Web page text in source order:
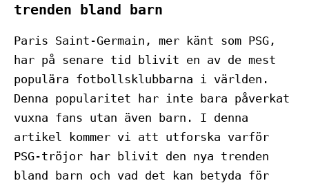
trenden bland barn
Paris Saint-Germain, mer känt som PSG,
har på senare tid blivit en av de mest
populära fotbollsklubbarna i världen.
Denna popularitet har inte bara påverkat
vuxna fans utan även barn. I denna
artikel kommer vi att utforska varför
PSG-tröjor har blivit den nya trenden
bland barn och vad det kan betyda för